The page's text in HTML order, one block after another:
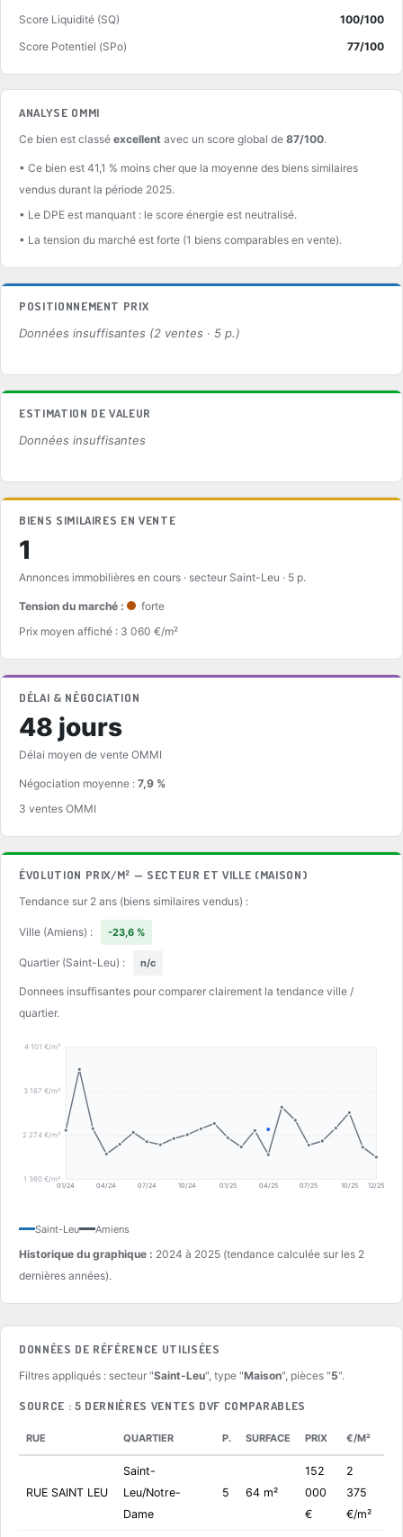
Score Liquidité (SQ)
100/100
Score Potentiel (SPo)
77/100
ANALYSE OMMI
Ce bien est classé excellent avec un score global de 87/100.
• Ce bien est 41,1 % moins cher que la moyenne des biens similaires
vendus durant la période 2025.
• Le DPE est manquant : le score énergie est neutralisé.
• La tension du marché est forte (1 biens comparables en vente).
POSITIONNEMENT PRIX
Données insuffisantes (2 ventes · 5 p.)
ESTIMATION DE VALEUR
Données insuffisantes
BIENS SIMILAIRES EN VENTE
1
Annonces immobilières en cours · secteur Saint-Leu · 5 p.
Tension du marché :
forte
Prix moyen affiché : 3 060 €/m²
DÉLAI & NÉGOCIATION
48 jours
Délai moyen de vente OMMI
Négociation moyenne : 7,9 %
3 ventes OMMI
ÉVOLUTION PRIX/M² — SECTEUR ET VILLE (MAISON)
Tendance sur 2 ans (biens similaires vendus) :
Ville (Amiens) : -23,6 %
Quartier (Saint-Leu) : n/c
Donnees insuffisantes pour comparer clairement la tendance ville /
quartier.
4 101 €/m²
3 187 €/m²
2 274 €/m²
1 360 €/m²
01/24 04/24 07/24 10/24 01/25 04/25 07/25 10/25 12/25
Saint-Leu Amiens
Historique du graphique : 2024 à 2025 (tendance calculée sur les 2
dernières années).
DONNÉES DE RÉFÉRENCE UTILISÉES
Filtres appliqués : secteur "Saint-Leu", type "Maison", pièces "5".
SOURCE : 5 DERNIÈRES VENTES DVF COMPARABLES
RUE QUARTIER P. SURFACE PRIX €/M²
RUE SAINT LEU
Saint-
Leu/Notre-
Dame
5 64 m²
152
000
€
2
375
€/m²